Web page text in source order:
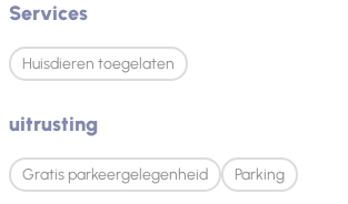
Services
Huisdieren toegelaten
uitrusting
Gratis parkeergelegenheid Parking